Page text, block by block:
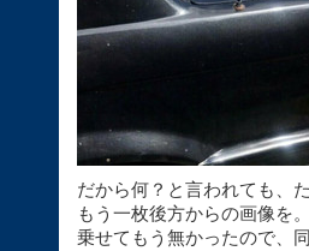
だから何？と言われても、
もう一枚後方からの画像を
乗せてもう無かったので、